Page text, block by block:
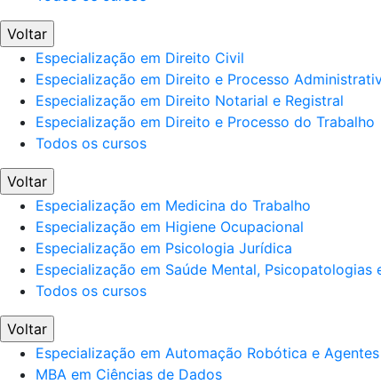
Voltar
Especialização em Direito Civil
Especialização em Direito e Processo
Especialização em Direito Notarial e Registral
Especialização em Direito e Processo do Trabalho
Todos os cursos
Voltar
Especialização em Medicina do Trabalho
Especialização em Higiene Ocupacional
Especialização em Psicologia Jurídica
Especialização em Saúde Mental, Psicopatologias
Todos os cursos
Voltar
Especialização em Automação Robótica e
MBA em Ciências de Dados